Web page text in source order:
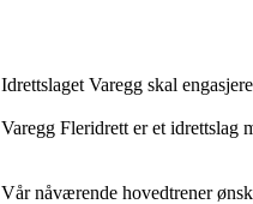
Idrettslaget Varegg skal
Varegg Fleridrett er et idrettslag
Vår nåværende hovedtrener